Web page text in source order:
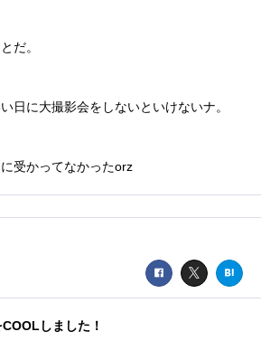
だ。
日に大撮影会をしないといけないナ。
受かってなかったorz
しました！